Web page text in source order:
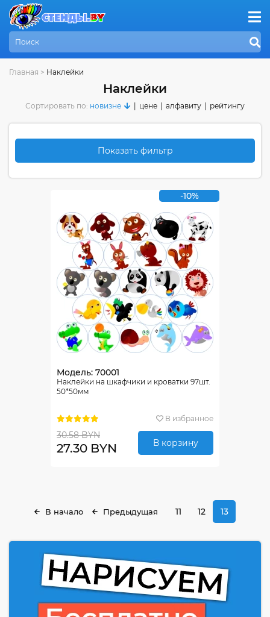
Главная > Наклейки
Наклейки
Сортировать по: новизне цене алфавиту рейтингу
Показать фильтр
-10%
Модель: 70001
Наклейки на шкафчики и кроватки 97шт.
50*50мм
В избранное
30.58 BYN
27.30 BYN В корзину
В начало Предыдущая 11 12 13